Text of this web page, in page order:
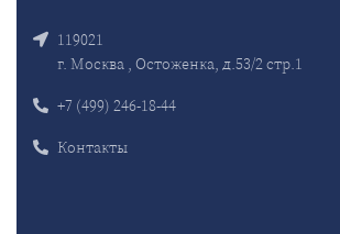
119021
г. Москва , Остоженка, д.53/2 стр.1
+7 (499) 246-18-44
Контакты